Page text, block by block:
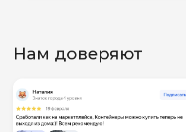
Нам доверяют